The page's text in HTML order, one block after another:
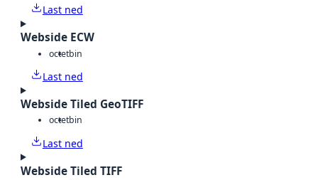
Last ned
Webside ECW
octetbin
Last ned
Webside Tiled GeoTIFF
octetbin
Last ned
Webside Tiled TIFF